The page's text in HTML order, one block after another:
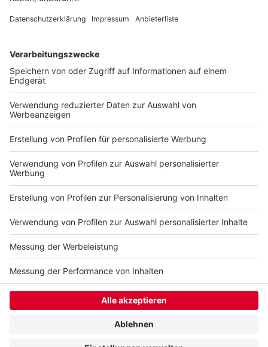
Die Freien Demokraten fordern eine umfassende
Strategie: mehr Schulsozialarbeit, personelle Stärkung
und klare, konsequente Ordnungsmaßnahmen bis hin
Jugendämter enger vernetzt und gesetzliche
Vorgaben zu Waffenverboten präzisiert und
kontrolliert werden. "Messer und andere Waffen haben
an Schulen nichts verloren", so Müller-Rech.
Autor: José Narciandi
Anzeige
Anzeige